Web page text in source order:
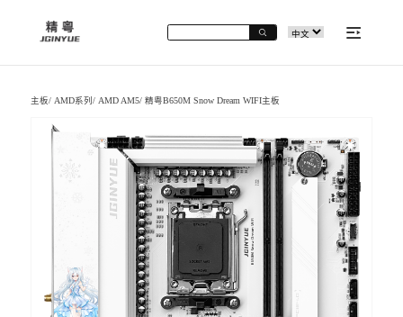
主板/ AMD系列/ AMD AM5/精粤B650M Snow Dream WIFI主板